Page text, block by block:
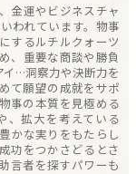
金運やビジネスチャ
われています。物事
するルチルクォーツ
、重要な商談や勝負
…洞察力や決断力を
て願望の成就をサポ
事の本質を見極める
、拡大を考えている
かな実りをもたらし
功をつかさどるとさ
言者を探すパワーも